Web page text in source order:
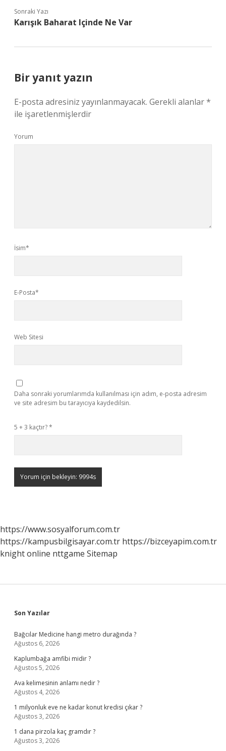
Sonraki Yazı
Karışık Baharat Içinde Ne Var
Bir yanıt yazın
E-posta adresiniz yayınlanmayacak. Gerekli alanlar*
ile işaretlenmişlerdir
Yorum
İsim*
E-Posta*
Web Sitesi
Daha sonraki yorumlarımda kullanılması için adım, e-posta adresim
ve site adresim bu tarayıcıya kaydedilsin.
5 + 3 kaçtır?*
https://www.sosyalforum.com.tr
https://kampusbilgisayar.com.tr https://bizceyapim.com.tr
knight online nttgame Sitemap
Sidebar
Son Yazılar
Bağcılar Medicine hangi metro durağında ?
Ağustos 6, 2026
Kaplumbağa amfibi midir ?
Ağustos 5, 2026
Ava kelimesinin anlamı nedir ?
Ağustos 4, 2026
1 milyonluk eve ne kadar konut kredisi çıkar ?
Ağustos 3, 2026
1 dana pirzola kaç gramdır ?
Ağustos 3, 2026